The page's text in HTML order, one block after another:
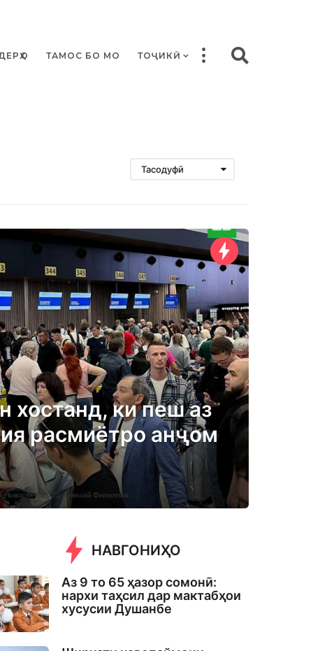
ТАМОС БО МО ТОҶИКӢ
Тасодуфӣ
хостанд, ки пеш аз
расмиётро анҷом
НАВГОНИҲО
Аз 9 то 65 ҳазор сомонӣ:
нархи таҳсил дар мактабҳои
хусусии Душанбе